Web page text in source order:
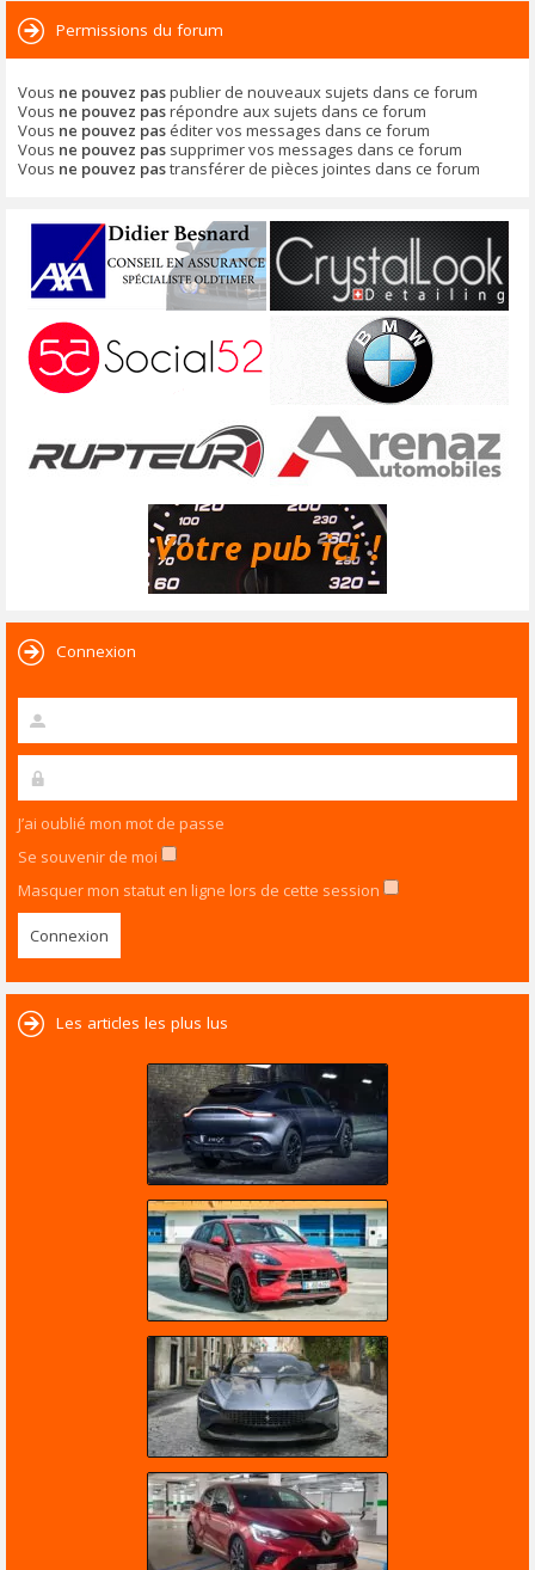
Permissions du forum
Vous ne pouvez paspublier de nouveaux sujets dans ce forum
Vous ne pouvez pasrépondre aux sujets dans ce forum
Vous ne pouvez pas éditer vos messages dans ce forum
Vous ne pouvez pas supprimer vos messages dans ce forum
Vous ne pouvez pastransférer de pièces jointes dans ce forum
Connexion
J’ai oublié mon mot de passe
Se souvenir de moi
Masquer mon statut en ligne lors de cette session
Les articles les plus lus